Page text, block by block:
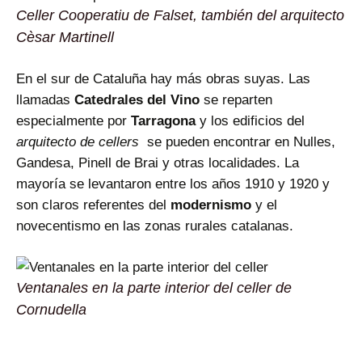
Celler Cooperatiu de Falset, también del arquitecto
Cèsar Martinell
En el sur de Cataluña hay más obras suyas. Las
llamadas Catedrales del Vino se reparten
especialmente por Tarragonay los edificios del
arquitecto de cellers se pueden encontrar en Nulles,
Gandesa, Pinell de Brai y otras localidades. La
mayoría se levantaron entre los años 1910 y 1920 y
son claros referentes del modernismo y el
novecentismo en las zonas rurales catalanas.
Ventanales en la parte interior del celler de
Cornudella